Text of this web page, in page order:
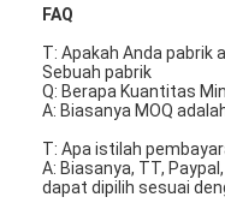
Tur Pabrik
Kontrol Kualitas
Hubungi Kami
Berita
FAQ
T: Apakah Anda pabrik
Sebuah pabrik
Q: Berapa Kuantitas
A: Biasanya MOQ
T: Apa istilah
A: Biasanya, TT,
dapat dipilih sesuai